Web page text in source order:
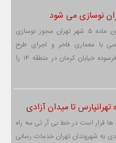
نوسازی می شود
تهران رسانه | کمیسیون ماده ۵ شهر تهران مجوز نوسازی
با معماری فاخر و اجرای طرح
موضعی اصلاح بافت فرسوده خیابان کرمان در منطقه ۱۴ را
تا میدان آزادی
ها قرار است در خط بی آر تی سه راه
به شهروندان تهران خدمات رسانی